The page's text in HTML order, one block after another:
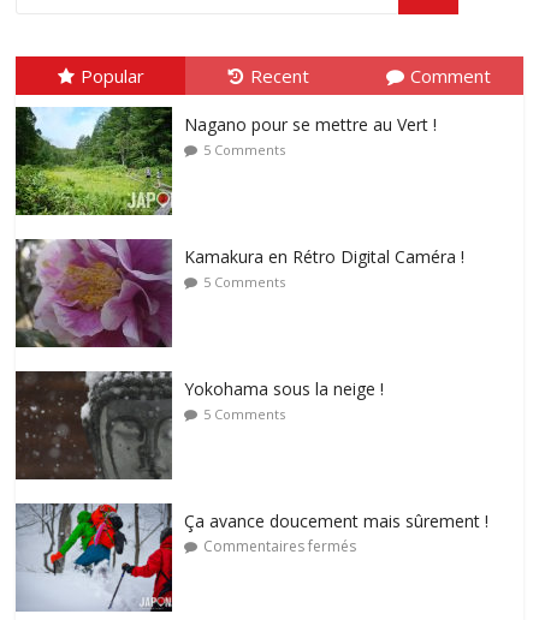
Popular Recent Comment
Nagano pour se mettre au Vert !
5 Comments
Kamakura en Rétro Digital Caméra !
5 Comments
Yokohama sous la neige !
5 Comments
Ça avance doucement mais sûrement !
Commentaires fermés